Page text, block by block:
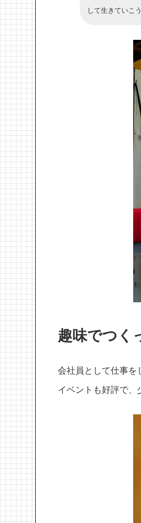
して生きていこ
趣味でつく
会社員として仕事を
イベントも好評で、